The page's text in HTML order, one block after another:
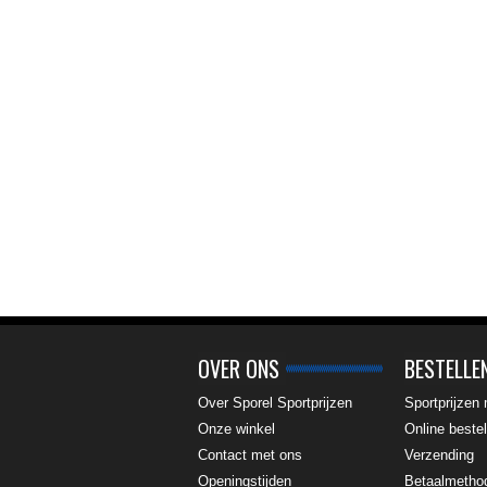
OVER ONS
Over Sporel Sportprijzen
Onze winkel
Contact met ons
Openingstijden
Sportprijzen
Online
Verzending